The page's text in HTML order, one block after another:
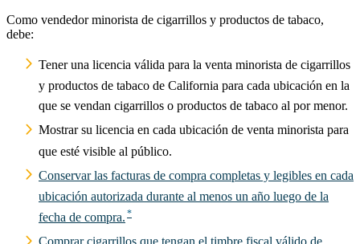
Como vendedor minorista de cigarrillos y productos de tabaco,
debe:
Tener una licencia válida para la venta minorista de cigarrillos
y productos de tabaco de California para cada ubicación en la
que se vendan cigarrillos o productos de tabaco al por menor.
Mostrar su licencia en cada ubicación de venta minorista para
que esté visible al público.
Conservar las facturas de compra completas y legibles en cada
ubicación autorizada durante al menos un año luego de la
fecha de compra.